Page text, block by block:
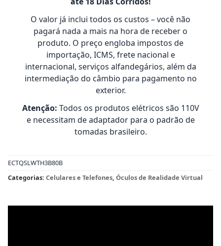
O valor já inclui todos os custos – você não
pagará nada a mais na hora de receber o
produto. O preço engloba impostos de
importação, ICMS, frete nacional e
internacional, serviços alfandegários, além da
intermediação do câmbio para pagamento no
exterior.
Atenção: Todos os produtos elétricos são 110V
e necessitam de adaptador para o padrão de
tomadas brasileiro.
ECTQSLWTH3B80B
Categorias: Celulares e Telefones, Óculos de Realidade Virtual